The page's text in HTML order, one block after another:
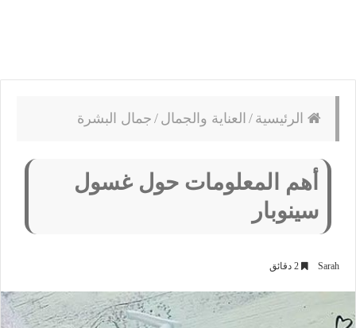
الرئيسية / العناية والجمال / جمال البشرة
أهم المعلومات حول غسول
سينوبار
Sarah